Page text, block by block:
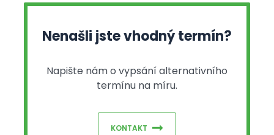
Nenašli jste vhodný termín?
Napište nám o vypsání alternativního
termínu na míru.
KONTAKT